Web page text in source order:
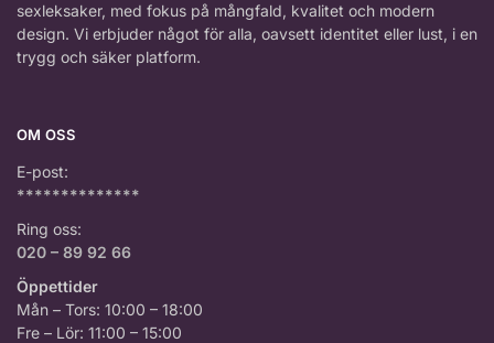
sexleksaker, med fokus på mångfald, kvalitet och modern
design. Vi erbjuder något för alla, oavsett identitet eller lust, i en
trygg och säker platform.
OM OSS
E-post:
**************
Ring oss:
020 – 89 92 66
Öppettider
Mån – Tors: 10:00 – 18:00
Fre – Lör: 11:00 – 15:00